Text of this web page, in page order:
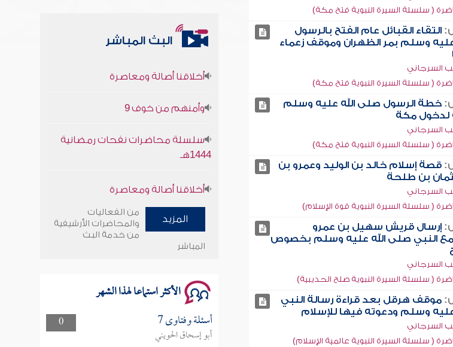
( سلسلة السيرة النبوية فتح مكة)
التقاء القبائل عام الفتح بالرسول
وسلم بمر الظهران وموقف زعماء
السرجاني
( سلسلة السيرة النبوية فتح مكة)
خطة الرسول صلى الله عليه وسلم
لدخول مكة
السرجاني
( سلسلة السيرة النبوية فتح مكة)
قصة إسلام خالد بن الوليد وعمرو بن
بن طلحة
السرجاني
( سلسلة السيرة النبوية قوة الإسلام)
إرسال قريش سهيل بن عمرو
النبي صلى الله عليه وسلم بخصوص
السرجاني
( سلسلة السيرة النبوية صلح الحديبية)
موقف هرقل بعد قراءة رسالة النبي
وسلم ودعوته فيها للإسلام
السرجاني
( سلسلة السيرة النبوية عالمية الإسلام)
البث المباشر
1444هـ
سلسلة محاضرات نفحات رمضانية
1444هـ
المزيد
من الفعاليات
والمحاضرات الأرشيفية
من خدمة البث
المباشر
الأكثر استماعا لهذا الشهر
0 أسئلة وفتاوى 7
أبو إسحاق الحويني